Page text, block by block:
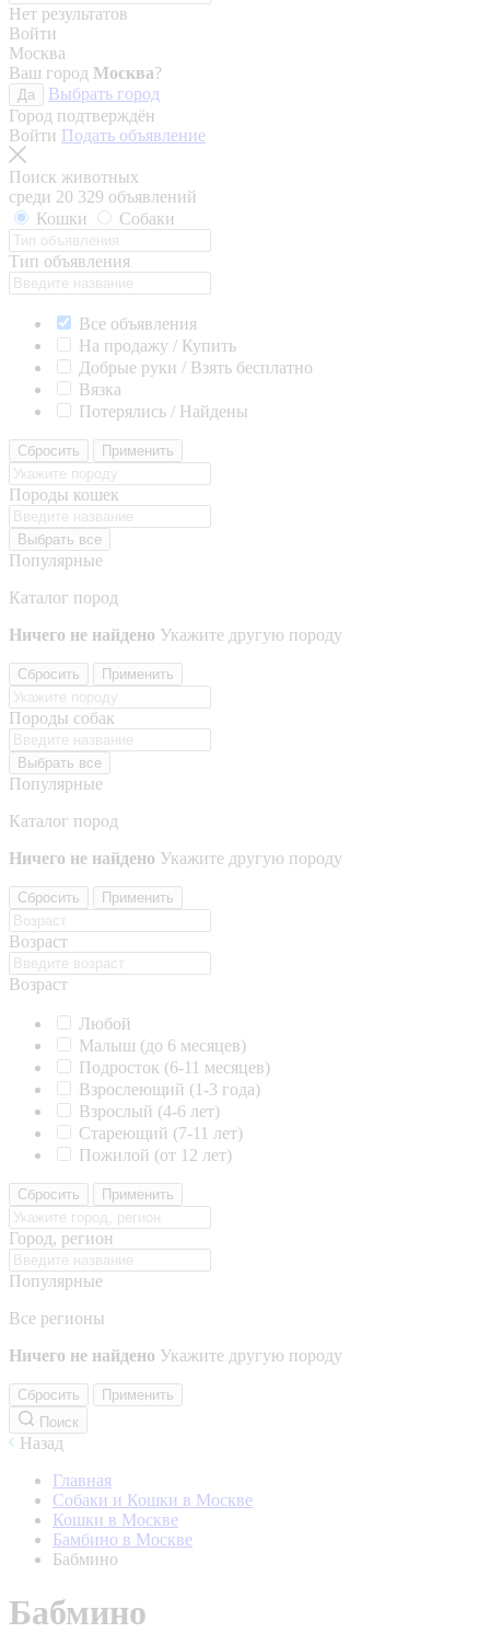
Нет результатов
Войти
Москва
Ваш город Москва?
Да
Выбрать город
Город подтверждён
Войти Подать объявление
Поиск животных
среди 20 329 объявлений
Кошки
Собаки
Тип объявления
Все объявления
На продажу / Купить
Добрые руки / Взять бесплатно
Вязка
Потерялись / Найдены
Сбросить Применить
Породы кошек
Выбрать все
Популярные
Каталог пород
Ничего не найдено Укажите другую породу
Сбросить Применить
Породы собак
Выбрать все
Популярные
Каталог пород
Ничего не найдено Укажите другую породу
Сбросить Применить
Возраст
Возраст
Любой
Малыш (до 6 месяцев)
Подросток (6-11 месяцев)
Взрослеющий (1-3 года)
Взрослый (4-6 лет)
Стареющий (7-11 лет)
Пожилой (от 12 лет)
Сбросить Применить
Город, регион
Популярные
Все регионы
Ничего не найдено Укажите другую породу
Сбросить
Применить
Поиск
Назад
Главная
Собаки и Кошки в Москве
Кошки в Москве
Бамбино в Москве
Бабмино
Бабмино